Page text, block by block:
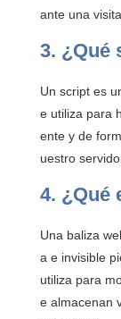
ante una
3. ¿Qué
Un script es
e utiliza para
ente y de
uestro
4. ¿Qué
Una baliza
a e invisible
utiliza para
e almacenan